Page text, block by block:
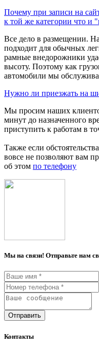
Почему при записи на
к той же категории что и
Все дело в размещении.
подходит для обычных
рамные внедорожники
высоту. Поэтому как
автомобили мы
Нужно ли приезжать на
Мы просим наших
минут до назначенного
приступить к работам в
Также если
вовсе не позволяют вам
об этом по телефону
Мы на связи! Отправьте нам
Отправить
Контакты